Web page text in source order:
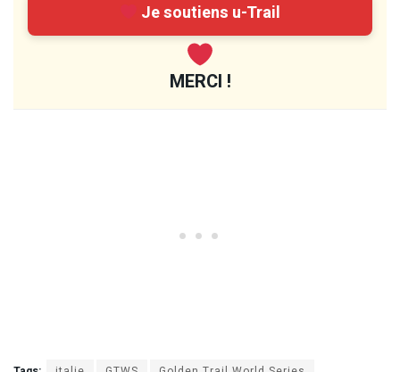
Je soutiens u-Trail
MERCI !